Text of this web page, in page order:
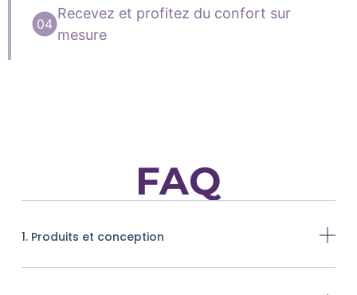
Recevez et profitez du confort sur
mesure
FAQ
1. Produits et conception